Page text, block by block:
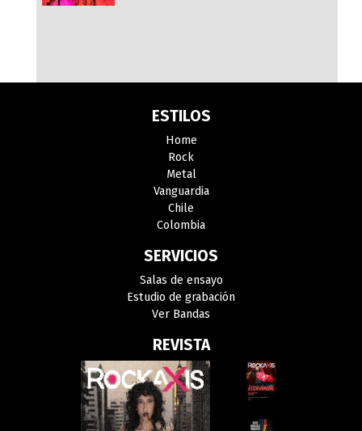
ESTILOS
Home
Rock
Metal
Vanguardia
Chile
Colombia
SERVICIOS
Salas de ensayo
Estudio de grabación
Ver Bandas
REVISTA